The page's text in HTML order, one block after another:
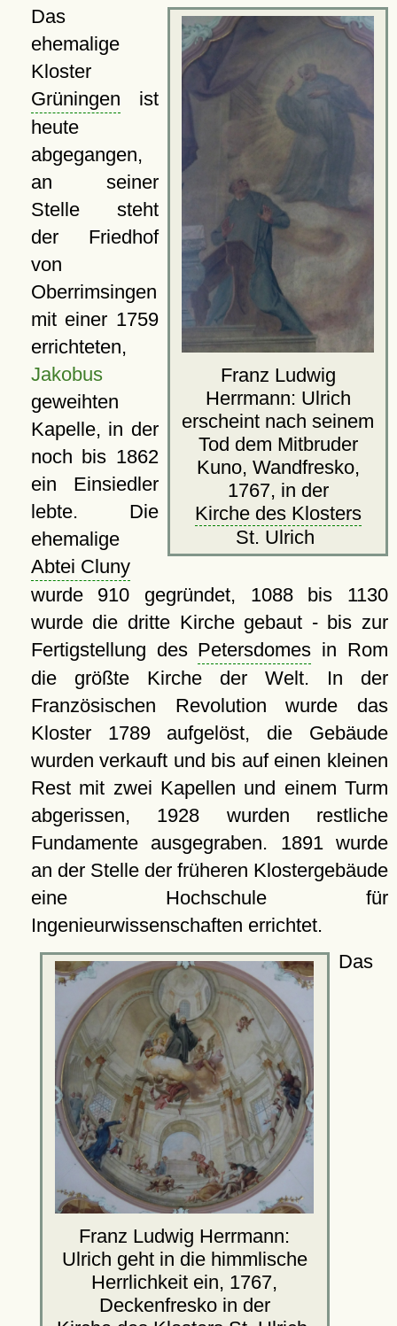
Franz Ludwig
Herrmann: Ulrich
erscheint nach seinem
Tod dem Mitbruder
Kuno, Wandfresko,
1767, in der
Kirche des Klosters
St. Ulrich
Das
ehemalige
Kloster
Grüningen ist
heute
abgegangen,
an seiner
Stelle steht
der Friedhof
von
Oberrimsingen
mit einer 1759
errichteten,
Jakobus
geweihten
Kapelle, in der
noch bis 1862
ein Einsiedler
lebte. Die
ehemalige
Abtei Cluny
wurde 910 gegründet, 1088 bis 1130
wurde die dritte Kirche gebaut - bis zur
Fertigstellung des Petersdomes in Rom
die größte Kirche der Welt. In der
Französischen Revolution wurde das
Kloster 1789 aufgelöst, die Gebäude
wurden verkauft und bis auf einen kleinen
Rest mit zwei Kapellen und einem Turm
abgerissen, 1928 wurden restliche
Fundamente ausgegraben. 1891 wurde
an der Stelle der früheren Klostergebäude
eine Hochschule für
Ingenieurwissenschaften errichtet.
Franz Ludwig Herrmann:
Ulrich geht in die himmlische
Herrlichkeit ein, 1767,
Deckenfresko in der
Das